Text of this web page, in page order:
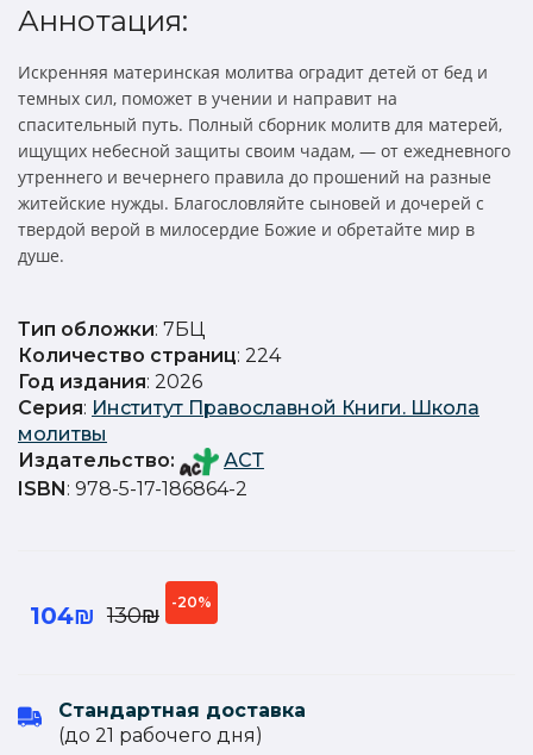
Аннотация:
Искренняя материнская молитва оградит детей от бед и
темных сил, поможет в учении и направит на
спасительный путь. Полный сборник молитв для матерей,
ищущих небесной защиты своим чадам, — от ежедневного
утреннего и вечернего правила до прошений на разные
житейские нужды. Благословляйте сыновей и дочерей с
твердой верой в милосердие Божие и обретайте мир в
душе.
Тип обложки: 7БЦ
Количество страниц: 224
Год издания: 2026
Серия: Институт Православной Книги. Школа
молитвы
Издательство:
АСТ
ISBN: 978-5-17-186864-2
104₪ 130₪
-20%
Стандартная доставка
(до 21 рабочего дня)